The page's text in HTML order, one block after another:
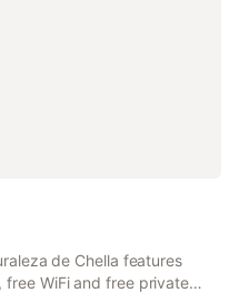
de Chella features
WiFi and free private